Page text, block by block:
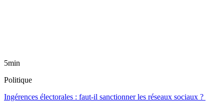
5min
Politique
Ingérences électorales : faut-il sanctionner les réseaux sociaux ?